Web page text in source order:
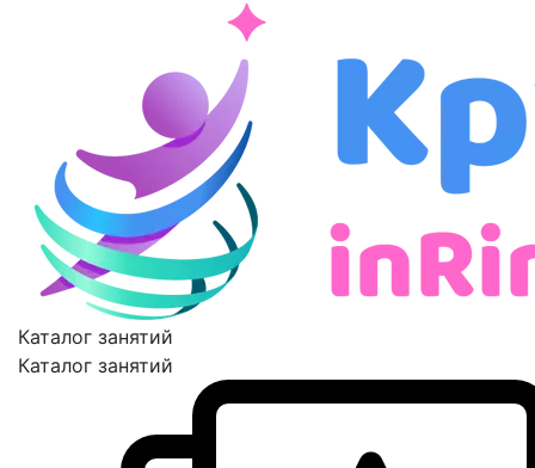
Каталог занятий
Каталог занятий